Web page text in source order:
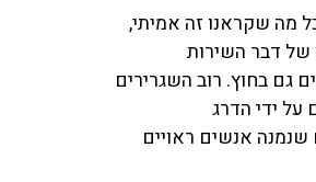
מה שקראנו זה אמיתי,
של דבר השירות
גם בחוץ. רוב השגרירים
של 11 מינויים שממונים על ידי הדרג
אנשים ראויים